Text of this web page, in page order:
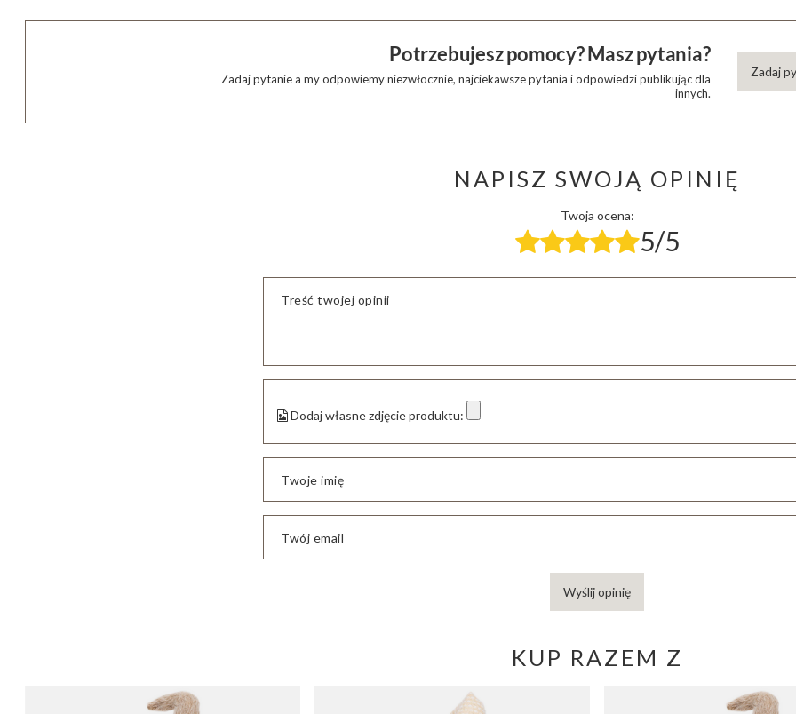
Potrzebujesz pomocy? Masz pytania?
Zadaj pytanie a my odpowiemy niezwłocznie, najciekawsze pytania i odpowiedzi publikując dla
innych.
Zadaj
NAPISZ SWOJĄ OPINIĘ
Twoja ocena:
5/5
Treść twojej opinii
Dodaj własne zdjęcie produktu:
Twoje imię
Twój email
Wyślij opinię
KUP RAZEM Z